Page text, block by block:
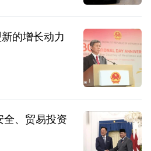
的增长动力
全、贸易投资